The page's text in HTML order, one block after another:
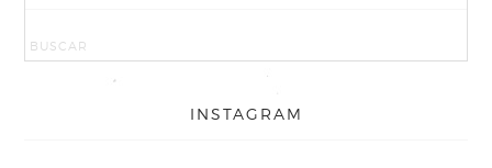
INSTAGRAM